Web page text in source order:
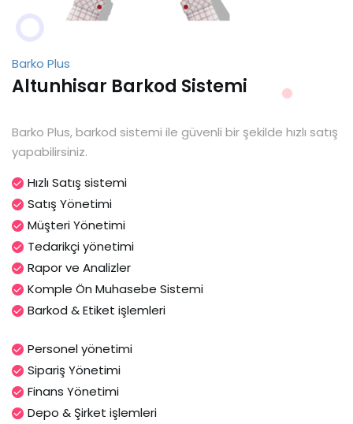
Barko Plus
Altunhisar Barkod Sistemi
Barko Plus, barkod sistemi ile güvenli bir şekilde hızlı satış
yapabilirsiniz.
Hızlı Satış sistemi
Satış Yönetimi
Müşteri Yönetimi
Tedarikçi yönetimi
Rapor ve Analizler
Komple Ön Muhasebe Sistemi
Barkod & Etiket işlemleri
Personel yönetimi
Sipariş Yönetimi
Finans Yönetimi
Depo & Şirket işlemleri